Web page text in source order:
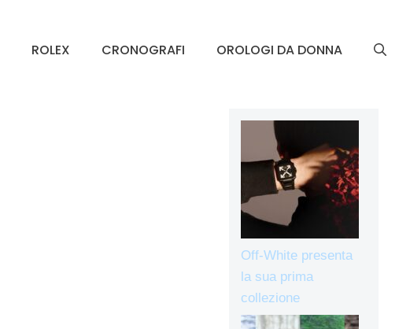
ROLEX CRONOGRAFI OROLOGI DA DONNA
Off-White presenta
la sua prima
collezione